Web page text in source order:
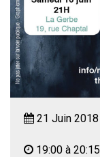
21 Juin 2018
19:00 à 20:15